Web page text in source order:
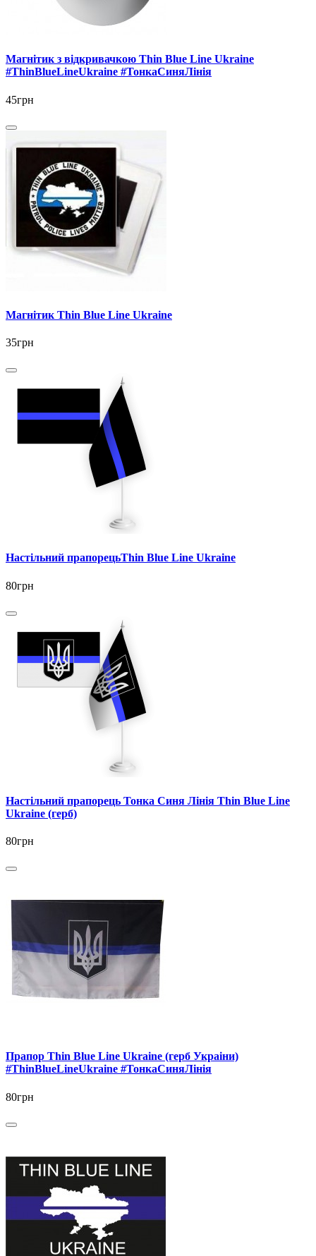
Магнітик з відкривачкою Thin Blue Line Ukraine
#ThinBlueLineUkraine #ТонкаСиняЛінія
45грн
Магнітик Thin Blue Line Ukraine
35грн
Настільний прапорецьThin Blue Line Ukraine
80грн
Настільний прапорець Тонка Синя Лінія Thin Blue Line
Ukraine (герб)
80грн
Прапор Thin Blue Line Ukraine (герб Украіни)
#ThinBlueLineUkraine #ТонкаСиняЛінія
80грн